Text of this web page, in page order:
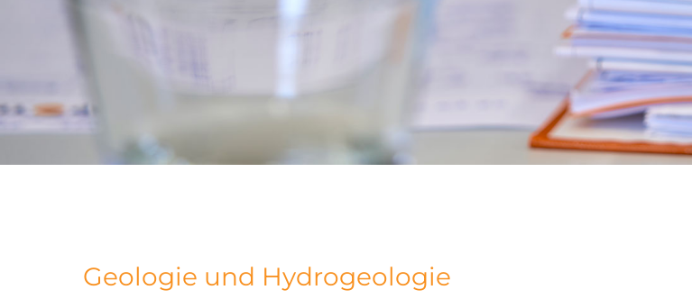
Geologie und Hydrogeologie